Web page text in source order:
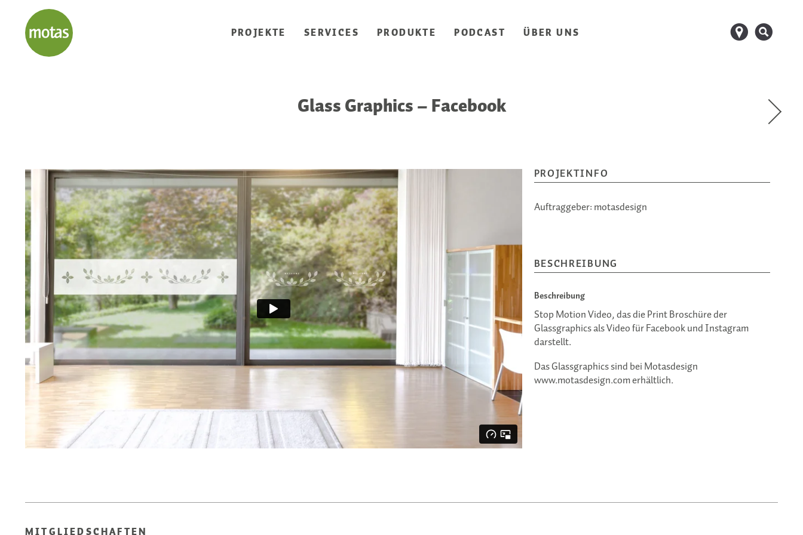
PROJEKTE SERVICES PRODUKTE PODCAST ÜBER UNS d s
Glass Graphics – Facebook
PROJEKTINFO
Auftraggeber:motasdesign
BESCHREIBUNG
Beschreibung
Stop Motion Video, das die Print Broschüre der
Glassgraphics als Video für Facebook und Instagram
darstellt.
Das Glassgraphics sind bei Motasdesign
www.motasdesign.comerhältlich.